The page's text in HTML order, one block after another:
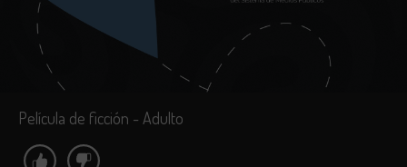
Película de ficción - Adulto